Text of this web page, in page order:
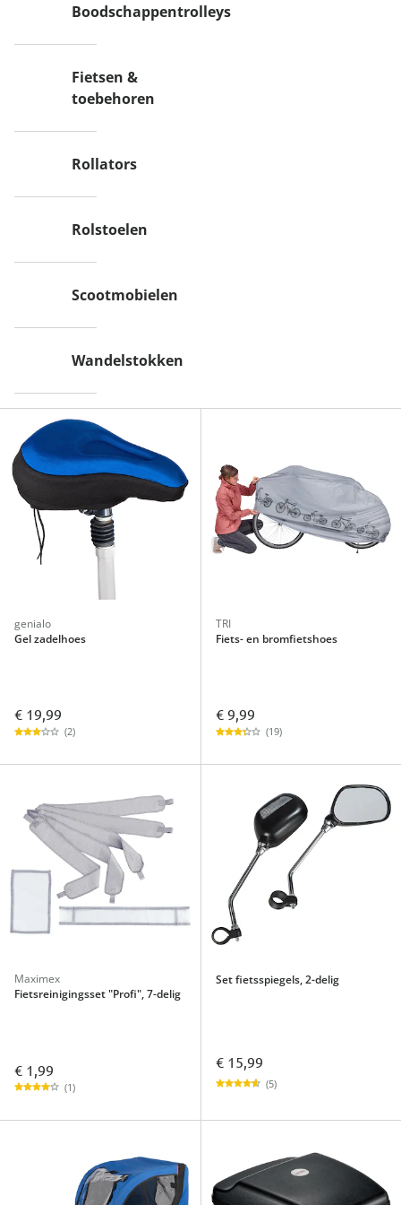
Boodschappentrolleys
Fietsen &
toebehoren
Rollators
Rolstoelen
Scootmobielen
Wandelstokken
genialo
Gel zadelhoes
€ 19,99
(2)
TRI
Fiets- en bromfietshoes
€ 9,99
(19)
Maximex
Fietsreinigingsset "Profi", 7-delig
€ 1,99
(1)
Set fietsspiegels, 2-delig
€ 15,99
(5)